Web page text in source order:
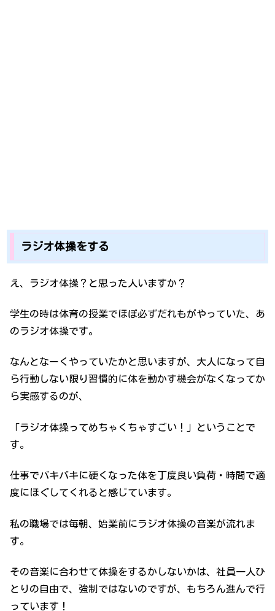
ラジオ体操をする
え、ラジオ体操？と思った人いますか？
学生の時は体育の授業でほぼ必ずだれもがやっていた、あ
のラジオ体操です。
なんとなーくやっていたかと思いますが、大人になって自
ら行動しない限り習慣的に体を動かす機会がなくなってか
ら実感するのが、
「ラジオ体操ってめちゃくちゃすごい！」ということで
す。
仕事でバキバキに硬くなった体を丁度良い負荷・時間で適
度にほぐしてくれると感じています。
私の職場では毎朝、始業前にラジオ体操の音楽が流れま
す。
その音楽に合わせて体操をするかしないかは、社員一人ひ
とりの自由で、強制ではないのですが、もちろん進んで行
っています！